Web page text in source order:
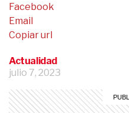
Actualidad
julio 7, 2023
Facebook
Email
Copiar url